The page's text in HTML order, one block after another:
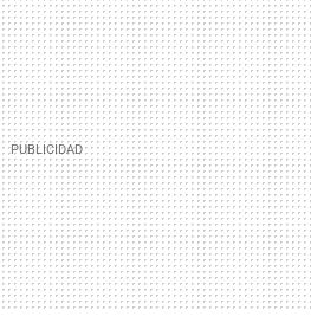
MAIL